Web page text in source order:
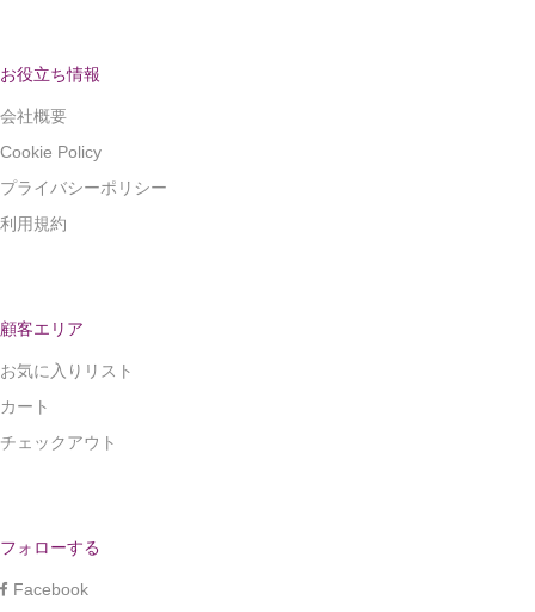
お役立ち情報
会社概要
Cookie Policy
プライバシーポリシー
利用規約
顧客エリア
お気に入りリスト
カート
チェックアウト
フォローする
Facebook